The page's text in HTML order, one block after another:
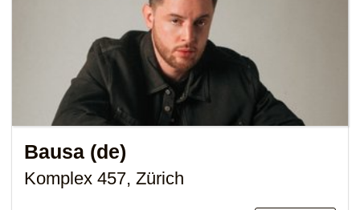
Bausa (de)
Komplex 457, Zürich